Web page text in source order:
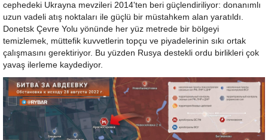
cephedeki Ukrayna mevzileri 2014'ten beri güçlendiriliyor: donanımlı
uzun vadeli atış noktaları ile güçlü bir müstahkem alan yaratıldı.
Donetsk Çevre Yolu yönünde her yüz metrede bir bölgeyi
temizlemek, müttefik kuvvetlerin topçu ve piyadelerinin sıkı ortak
çalışmasını gerektiriyor. Bu yüzden Rusya destekli ordu birlikleri çok
yavaş ilerleme kaydediyor.